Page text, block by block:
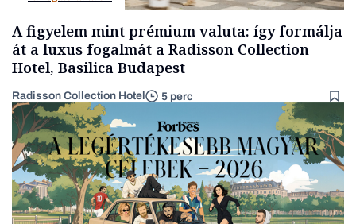
A figyelem mint prémium valuta: így formálja
át a luxus fogalmát a Radisson Collection
Hotel, Basilica Budapest
Radisson Collection Hotel 5 perc